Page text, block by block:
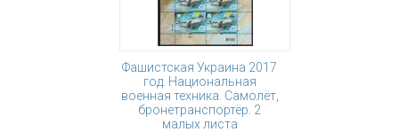
Фашистская Украина 2017
год. Национальная
военная техника. Самолёт,
бронетранспортёр. 2
малых листа